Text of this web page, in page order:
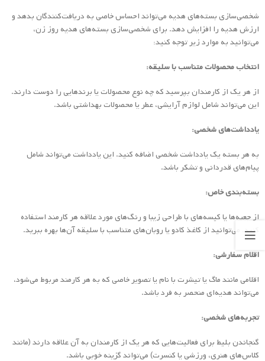
شخصی‌سازی بسته‌های هدیه می‌تواند احساس خاصی به دریافت‌کنندگان بدهد و
ارزش هدیه را افزایش دهد. برای شخصی‌سازی بسته‌های هدیه روز زن،
می‌توانید به موارد زیر توجه کنید:
انتخاب محصولات متناسب با سلیقه:
از هر یک از کارمندان بپرسید که چه نوع محصولات یا برندهایی را دوست دارند.
این می‌تواند شامل لوازم آرایشی، عطر یا محصولات بهداشتی باشد.
یادداشت‌های شخصی:
به هر بسته یک یادداشت شخصی اضافه کنید. این یادداشت می‌تواند شامل
پیام‌های قدردانی و تشکر باشد.
بسته‌بندی خاص:
از جعبه‌ها یا کیسه‌های با طراحی زیبا و رنگ‌های مورد علاقه هر کارمند استفاده
کنید. می‌توانید از کاغذ کادو یا روبان‌های متناسب با سلیقه آن‌ها بهره ببرید.
اقلام سفارشی:
اقلامی مانند ماگ یا تیشرت با نام یا تصویر خاصی که به هر کارمند مربوط می‌شود،
می‌تواند هدیه‌ای منحصر به فرد باشد.
تجربه‌های شخصی:
گنجاندن بلیط برای فعالیت‌هایی که هر یک از کارمندان به آن علاقه دارند (مانند
کلاس‌های هنری، ورزشی یا کنسرت) می‌تواند گزینه خوبی باشد.